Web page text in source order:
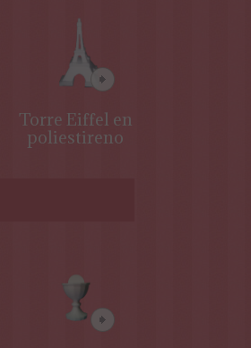
Torre Eiffel en
poliestireno